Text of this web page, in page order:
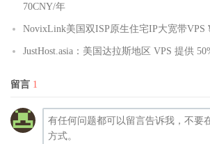
70CNY/年
NovixLink美国双ISP原生住宅IP大宽带VPS
JustHost.asia：美国达拉斯地区 VPS 提供
留言 1